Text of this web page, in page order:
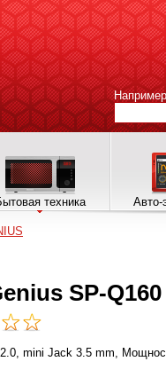
техника Авто-
SP-
mini Jack 3.5 mm,